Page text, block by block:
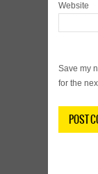
Website
Save my
for the